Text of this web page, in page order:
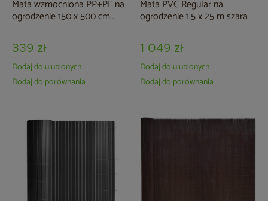
Mata wzmocniona PP+PE na
ogrodzenie 150 x 500 cm
339 zł
Dodaj do ulubionych
Dodaj do porównania
Mata PVC Regular na
ogrodzenie 1,5 x 25 m szara
1 049 zł
Dodaj do ulubionych
Dodaj do porównania